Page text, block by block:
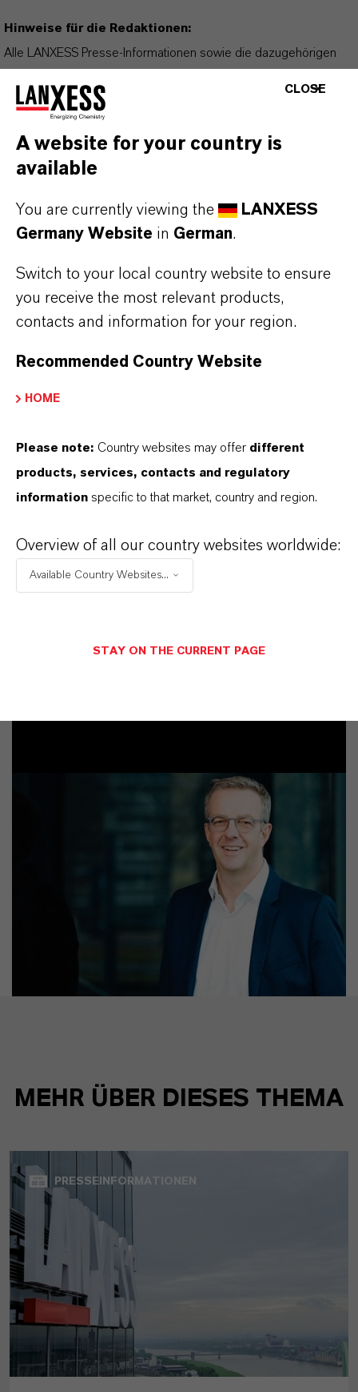
Hinweise für die Redaktionen:
Alle LANXESS Presse-Informationen sowie die dazugehörigen
vom Vorstand sowie weiteres Bildmaterial zu LANXESS stehen
Weitere Informationen rund um die Chemie von LANXESS finden
FOLLOW US
Facebook
LinkedIn
Xing
Kontakt
Leiter External Relations
MEHR ÜBER DIESES THEMA
PRESSEINFORMATIONEN
CLOSE
A website for your country is
available
You are currently viewing the
LANXESS
Germany Website in German.
Switch to your local country website to ensure
you receive the most relevant products,
contacts and information for your region.
Recommended Country Website
HOME
Please note: Country websites may offer different
products, services, contacts and regulatory
information specific to that market, country and region.
Overview of all our country websites worldwide:
Available Country Websites...
STAY ON THE CURRENT PAGE